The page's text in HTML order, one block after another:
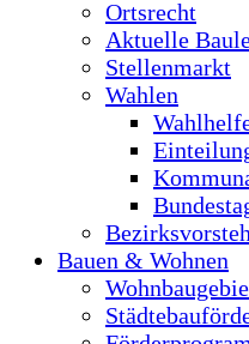
Ortsrecht
Aktuelle
Stellenmarkt
Wahlen
Bauen & Wohnen